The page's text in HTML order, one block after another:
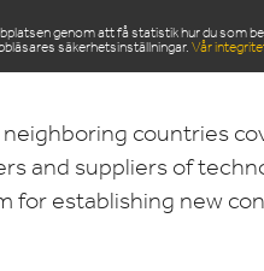
genom att få statistik hur du som
säkerhetsinställningar.Vår
PRODUKTER
neighboring countries
and suppliers of
for establishing new